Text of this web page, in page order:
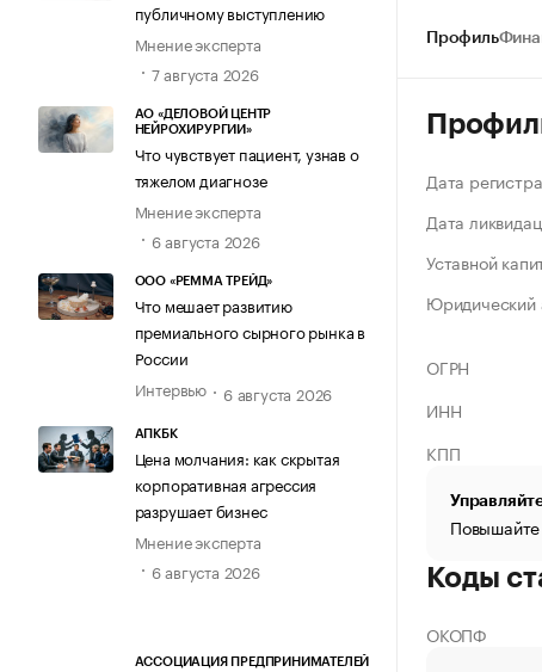
публичному выступлению
Мнение эксперта
7 августа 2026
АО «ДЕЛОВОЙ ЦЕНТР
НЕЙРОХИРУРГИИ»
Что чувствует пациент, узнав о
тяжелом диагнозе
Мнение эксперта
6 августа 2026
ООО «РЕММА ТРЕЙД»
Что мешает развитию
премиального сырного рынка в
России
Интервью
6 августа 2026
АПКБК
Цена молчания: как скрытая
корпоративная агрессия
разрушает бизнес
Мнение эксперта
6 августа 2026
АССОЦИАЦИЯ ПРЕДПРИНИМАТЕЛЕЙ
Профиль
Дата
Дата
Уставной
Юридический
ОГРН
ИНН
КПП
Повышайте
Коды
ОКОПФ